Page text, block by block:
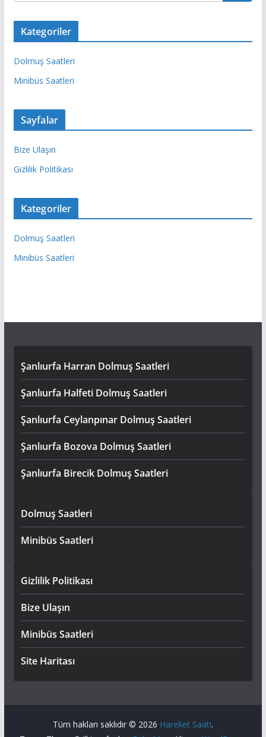
Kategoriler
Dolmuş Saatleri
Minibüs Saatleri
Sayfalar
Bize Ulaşın
Gizlilik Politikası
Kategoriler
Dolmuş Saatleri
Minibüs Saatleri
Şanlıurfa Harran Dolmuş Saatleri
Şanlıurfa Halfeti Dolmuş Saatleri
Şanlıurfa Ceylanpınar Dolmuş Saatleri
Şanlıurfa Bozova Dolmuş Saatleri
Şanlıurfa Birecik Dolmuş Saatleri
Dolmuş Saatleri
Minibüs Saatleri
Gizlilik Politikası
Bize Ulaşın
Minibüs Saatleri
Site Haritası
Tüm hakları saklıdır © 2026 Hareket Saati.